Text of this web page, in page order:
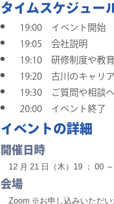
タイムスケジュー
19:00 イベント開始
19:05 会社説明
19:10 研修制度や教
19:20 古川のキャリ
19:30 ご質問や相談
20:00 イベント終了
イベントの詳細
開催日時
12 月 21 日（木）19 ： 00
会場
Zoom ※お申し込みいただい